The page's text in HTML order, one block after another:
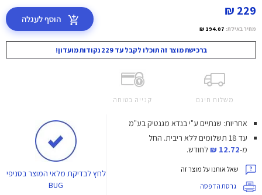
229 ₪
מחיר באילת: 194.07 ₪
הוסף לעגלה
ברכישת מוצר זה תוכלו לקבל עד 229 נקודות מועדון!
משלוח חינם קנייה בטוחה
אחריות: שנתיים ע"י בנדא מגנטיק בע"מ
עד 18 תשלומים ללא ריבית.
החל
מ-12.72 ₪ לחודש.
שאל אותנו על מוצר זה
גרסת הדפסה
לחץלבדיקת מלאי המוצר בסניפי
BUG